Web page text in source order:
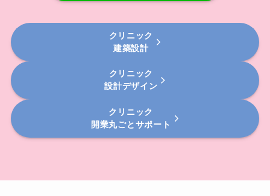
クリニック
建築設計
クリニック
設計デザイン
クリニック
開業丸ごとサポート